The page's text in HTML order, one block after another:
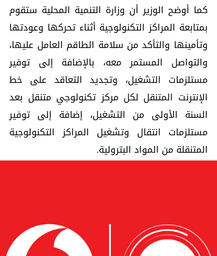
كما أوضح الوزير أن وزارة التنمية المحلية ستقوم
بمتابعة المراكز التكنولوجية أثناء تحركها وعودتها
وتأمينها والتأكد من سلامة الطاقم العامل عليها،
والتواصل المستمر معه، بالإضافة إلى توفير
مستلزمات التشغيل، وتجديد التعاقد على خط
الإنترنت المتنقل لكل مركز تكنولوجي متنقل بعد
السنة الأولى من التشغيل، إضافة إلى توفير
مستلزمات انتقال وتشغيل المراكز التكنولوجية
المتنقلة من المواد البترولية.